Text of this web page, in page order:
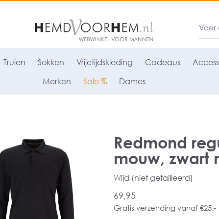
Truien Sokken Vrijetijdskleding Cadeaus
Merken Sale % Dames
Redmond
mouw, zwart
Wijd (niet getailleerd)
69,95
Gratis verzending vanaf €25,-